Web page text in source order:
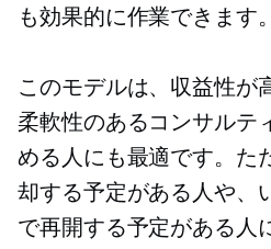
も効果的に作業できます。
このモデルは、収益性が
柔軟性のあるコンサルテ
める人にも最適です。た
却する予定がある人や、
で再開する予定がある人